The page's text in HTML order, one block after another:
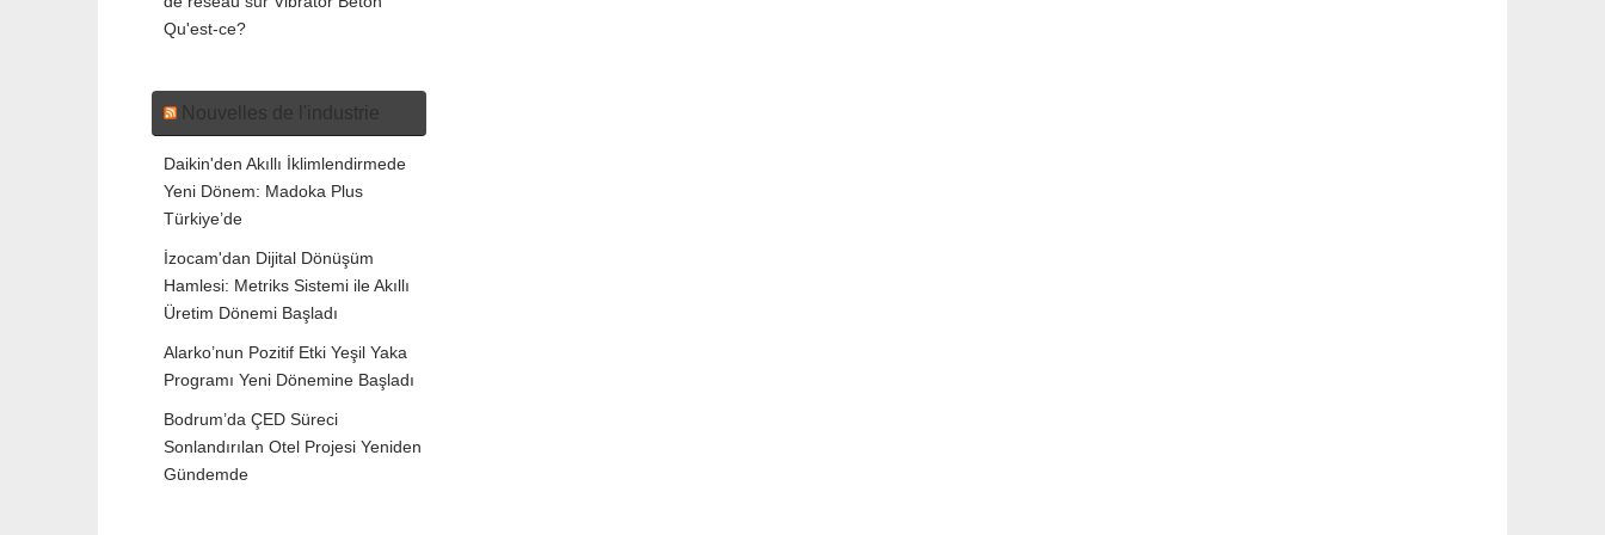
Qu'est-ce?
Nouvelles de l'industrie
Daikin'den Akıllı İklimlendirmede
Yeni Dönem: Madoka Plus
Türkiye’de
İzocam'dan Dijital Dönüşüm
Hamlesi: Metriks Sistemi ile Akıllı
Üretim Dönemi Başladı
Alarko’nun Pozitif Etki Yeşil Yaka
Programı Yeni Dönemine Başladı
Bodrum’da ÇED Süreci
Sonlandırılan Otel Projesi Yeniden
Gündemde